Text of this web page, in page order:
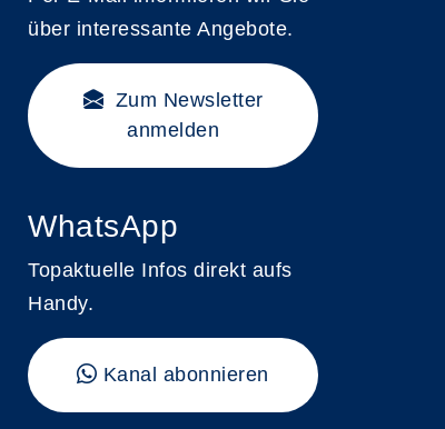
über interessante Angebote.
Zum Newsletter
anmelden
WhatsApp
Topaktuelle Infos direkt aufs
Handy.
Kanal abonnieren